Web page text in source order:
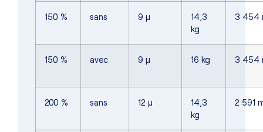
150 % sans 9 µ
14,3
kg
3 454
150 % avec 9 µ 16 kg 3 454
200 % sans 12 µ
14,3
kg
2 591